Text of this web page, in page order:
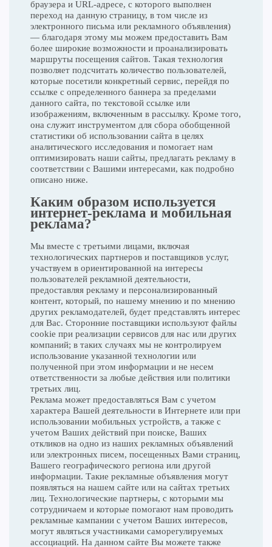
браузера и URL-адресе, с которого выполнен
переход на данную страницу, в том числе из
электронного письма или рекламного объявления)
— благодаря этому мы можем предоставить Вам
более широкие возможности и проанализировать
маршруты посещения сайтов. Такая технология
позволяет подсчитать количество пользователей,
которые посетили конкретный сервис, перейдя по
ссылке с определенного баннера за пределами
данного сайта, по текстовой ссылке или
изображениям, включенным в рассылку. Кроме того,
она служит инструментом для сбора обобщенной
статистики об использовании сайта в целях
аналитического исследования и помогает нам
оптимизировать наши сайты, предлагать рекламу в
соответствии с Вашими интересами, как подробно
описано ниже.
Каким образом используется
интернет-реклама и мобильная
реклама?
Мы вместе с третьими лицами, включая
технологических партнеров и поставщиков услуг,
участвуем в ориентированной на интересы
пользователей рекламной деятельности,
предоставляя рекламу и персонализированный
контент, который, по нашему мнению и по мнению
других рекламодателей, будет представлять интерес
для Вас. Сторонние поставщики используют файлы
cookie при реализации сервисов для нас или других
компаний; в таких случаях мы не контролируем
использование указанной технологии или
полученной при этом информации и не несем
ответственности за любые действия или политики
третьих лиц.
Реклама может предоставляться Вам с учетом
характера Вашей деятельности в Интернете или при
использовании мобильных устройств, а также с
учетом Ваших действий при поиске, Ваших
откликов на одно из наших рекламных объявлений
или электронных писем, посещенных Вами страниц,
Вашего географического региона или другой
информации. Такие рекламные объявления могут
появляться на нашем сайте или на сайтах третьих
лиц. Технологические партнеры, с которыми мы
сотрудничаем и которые помогают нам проводить
рекламные кампании с учетом Ваших интересов,
могут являться участниками саморегулируемых
ассоциаций. На данном сайте Вы можете также